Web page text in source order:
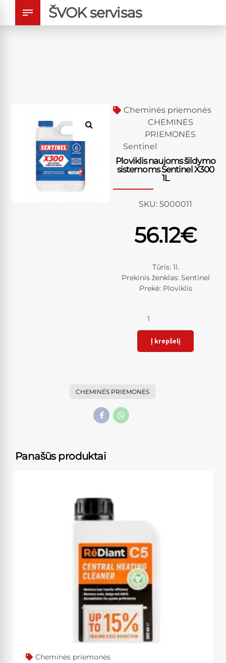
ŠVOK servisas
Cheminės priemonės
CHEMINĖS
PRIEMONĖS
Sentinel
Ploviklis naujoms šildymo
sistemoms Sentinel X300
1L
SKU: 5000011
56.12€
Tūris: 1l.
Prekinis ženklas: Sentinel
Prekė: Ploviklis
Į krepšelį
CHEMINĖS PRIEMONĖS
Panašūs produktai
Cheminės priemonės